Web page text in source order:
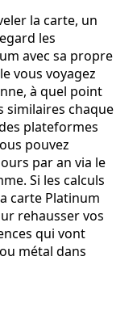
la carte, un
les
avec sa propre
vous voyagez
à quel point
similaires chaque
plateformes
pouvez
par an via le
Si les calculs
carte Platinum
rehausser vos
qui vont
métal dans